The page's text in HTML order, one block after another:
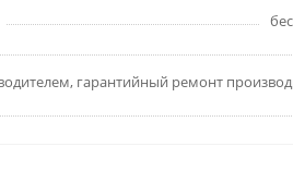
гарантийный ремонт